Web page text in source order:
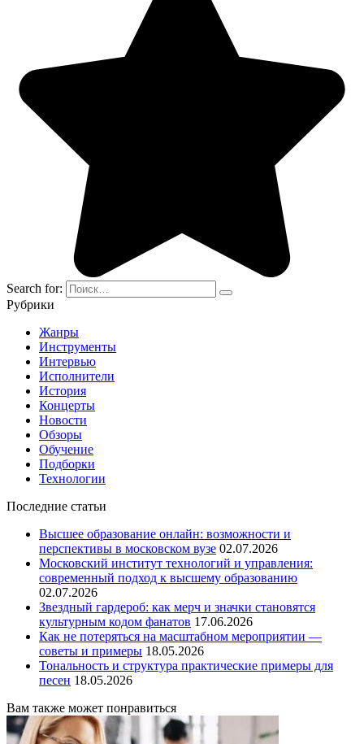
Search for:
Рубрики
Жанры
Инструменты
Интервью
Исполнители
История
Концерты
Новости
Обзоры
Обучение
Подборки
Технологии
Последние статьи
Высшее образование онлайн: возможности и
перспективы в московском вузе 02.07.2026
Московский институт технологий и управления:
современный подход к высшему образованию
02.07.2026
Звездный гардероб: как мерч и значки становятся
культурным кодом фанатов 17.06.2026
Как не потеряться на масштабном мероприятии —
советы и примеры 18.05.2026
Тональность и структура практические примеры для
песен 18.05.2026
Вам также может понравиться